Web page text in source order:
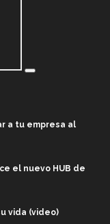
a tu empresa al
el nuevo HUB de
vida (video)